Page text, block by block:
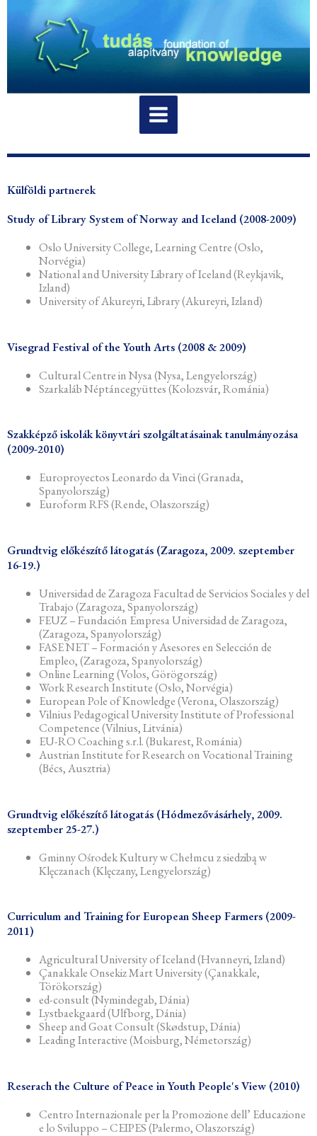
content
Külföldi partnerek
Study of Library System of Norway and Iceland (2008-2009)
Oslo University College, Learning Centre (Oslo,
Norvégia)
National and University Library of Iceland (Reykjavik,
Izland)
University of Akureyri, Library (Akureyri, Izland)
Visegrad Festival of the Youth Arts (2008 & 2009)
Cultural Centre in Nysa (Nysa, Lengyelország)
Szarkaláb Néptáncegyüttes (Kolozsvár, Románia)
Szakképző iskolák könyvtári szolgáltatásainak tanulmányozása
(2009-2010)
Europroyectos Leonardo da Vinci (Granada,
Spanyolország)
Euroform RFS (Rende, Olaszország)
Grundtvig előkészítő látogatás (Zaragoza, 2009. szeptember
16-19.)
Universidad de Zaragoza Facultad de Servicios Sociales y del
Trabajo (Zaragoza, Spanyolország)
FEUZ – Fundación Empresa Universidad de Zaragoza,
(Zaragoza, Spanyolország)
FASE NET – Formación y Asesores en Selección de
Empleo, (Zaragoza, Spanyolország)
Online Learning (Volos, Görögország)
Work Research Institute (Oslo, Norvégia)
European Pole of Knowledge (Verona, Olaszország)
Vilnius Pedagogical University Institute of Professional
Competence (Vilnius, Litvánia)
EU-RO Coaching s.r.l. (Bukarest, Románia)
Austrian Institute for Research on Vocational Training
(Bécs, Ausztria)
Grundtvig előkészítő látogatás (Hódmezővásárhely, 2009.
szeptember 25-27.)
Gminny Ośrodek Kultury w Chełmcu z siedzibą w
Klęczanach (Klęczany, Lengyelország)
Curriculum and Training for European Sheep Farmers (2009-
2011)
Agricultural University of Iceland (Hvanneyri, Izland)
Çanakkale Onsekiz Mart University (Çanakkale,
Törökország)
ed-consult (Nymindegab, Dánia)
Lystbaekgaard (Ulfborg, Dánia)
Sheep and Goat Consult (Skødstup, Dánia)
Leading Interactive (Moisburg, Németország)
Reserach the Culture of Peace in Youth People's View (2010)
Centro Internazionale per la Promozione dell’ Educazione
e lo Sviluppo – CEIPES (Palermo, Olaszország)